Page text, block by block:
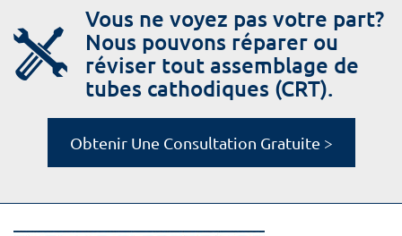
Vous ne voyez pas votre part?
Nous pouvons réparer ou
réviser tout assemblage de
tubes cathodiques (CRT).
Obtenir Une Consultation Gratuite >